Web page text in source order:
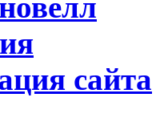
сайта